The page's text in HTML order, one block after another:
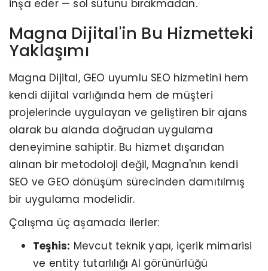
inşa eder — sol sütunu bırakmadan.
Magna Dijital'in Bu Hizmetteki
Yaklaşımı
Magna Dijital, GEO uyumlu SEO hizmetini hem
kendi dijital varlığında hem de müşteri
projelerinde uygulayan ve geliştiren bir ajans
olarak bu alanda doğrudan uygulama
deneyimine sahiptir. Bu hizmet dışarıdan
alınan bir metodoloji değil, Magna'nın kendi
SEO ve GEO dönüşüm sürecinden damıtılmış
bir uygulama modelidir.
Çalışma üç aşamada ilerler:
Teşhis: Mevcut teknik yapı, içerik mimarisi
ve entity tutarlılığı AI görünürlüğü